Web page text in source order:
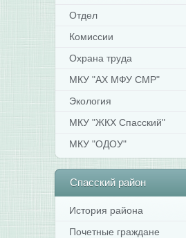
Отдел
Комиссии
Охрана труда
МКУ "АХ МФУ СМР"
Экология
МКУ "ЖКХ Спасский"
МКУ "ОДОУ"
Спасскийрайон
История района
Почетные граждане